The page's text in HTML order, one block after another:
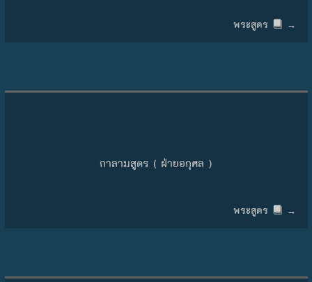
พระสูตร →
กาลามสูตร ( ฝ่ายอกุศล )
พระสูตร →